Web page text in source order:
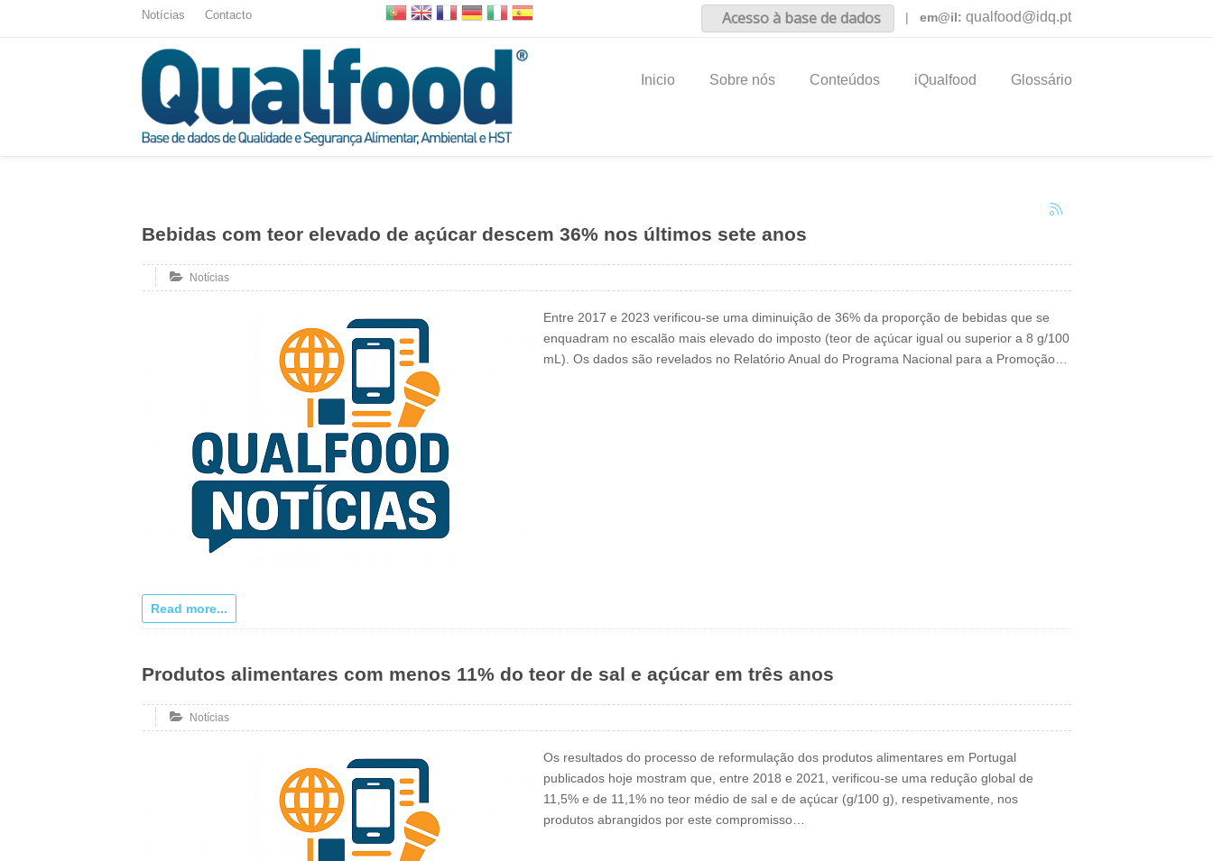
Notícias Contacto Acesso à base de dados | em@il: qualfood@idq.pt
Inicio Sobre nós Conteúdos iQualfood Glossário
Bebidas com teor elevado de açúcar descem 36% nos últimos sete anos
Notícias
Entre 2017 e 2023 verificou-se uma diminuição de 36% da proporção de bebidas que se
enquadram no escalão mais elevado do imposto (teor de açúcar igual ou superior a 8 g/100
mL). Os dados são revelados no Relatório Anual do Programa Nacional para a Promoção…
Read more...
Produtos alimentares com menos 11% do teor de sal e açúcar em três anos
Notícias
Os resultados do processo de reformulação dos produtos alimentares em Portugal
publicados hoje mostram que, entre 2018 e 2021, verificou-se uma redução global de
11,5% e de 11,1% no teor médio de sal e de açúcar (g/100 g), respetivamente, nos
produtos abrangidos por este compromisso…